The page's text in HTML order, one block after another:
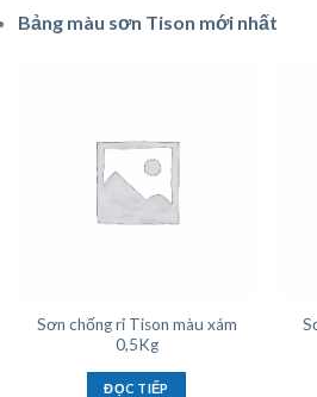
Bảng màu sơn Tison mới nhất
Sơn chống rỉ Tison màu xám
0,5Kg
ĐỌC TIẾP